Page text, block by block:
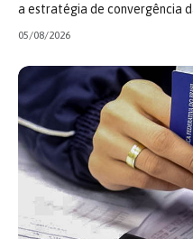
a estratégia de convergência
05/08/2026